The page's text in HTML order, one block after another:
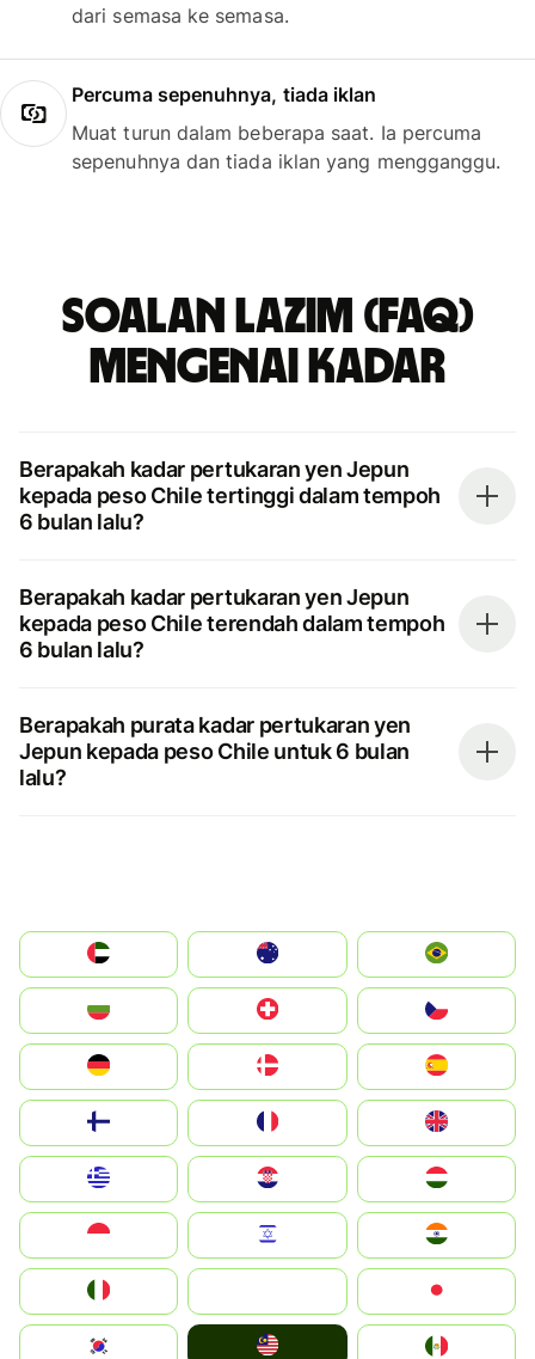
dari semasa ke semasa.
Percuma sepenuhnya, tiada iklan
Muat turun dalam beberapa saat. Ia percuma
sepenuhnya dan tiada iklan yang mengganggu.
Soalan Lazim (FAQ)
mengenai kadar
Berapakah kadar pertukaran yen Jepun
kepada peso Chile tertinggi dalam tempoh
6 bulan lalu?
Berapakah kadar pertukaran yen Jepun
kepada peso Chile terendah dalam tempoh
6 bulan lalu?
Berapakah purata kadar pertukaran yen
Jepun kepada peso Chile untuk 6 bulan
lalu?
الإمارات العربية المتحدة
Switzerland
Deutschland
United Kingdom
Magyarország
South Korea